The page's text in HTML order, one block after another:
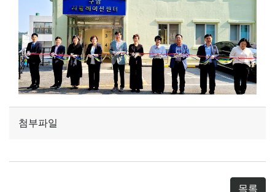
첨부파일
목록